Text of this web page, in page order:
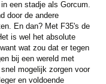
een stadje als Gorcum.
door de andere
En dan? Met F35's de
is wel het absolute
wat zou dat er tegen
bij een wereld met
mogelijk zorgen voor
en voldoende